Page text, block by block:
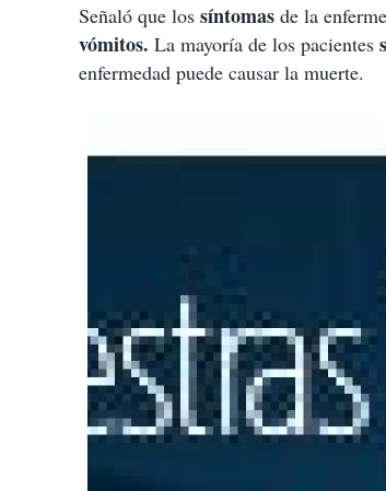
Señaló que los síntomas de la
vómitos. La mayoría de los pacientes
enfermedad puede causar la muerte.